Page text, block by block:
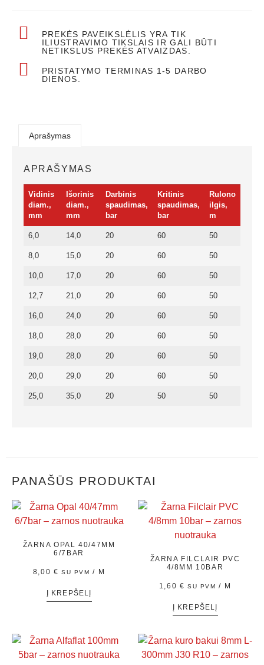
PREKĖS PAVEIKSLĖLIS YRA TIK
ILIUSTRAVIMO TIKSLAIS IR GALI BŪTI
NETIKSLUS PREKĖS ATVAIZDAS.
PRISTATYMO TERMINAS 1-5 DARBO
DIENOS.
Aprašymas
APRAŠYMAS
Vidinis
diam.,
mm
Išorinis
diam.,
mm
Darbinis
spaudimas,
bar
Kritinis
spaudimas,
bar
Rulono
ilgis,
m
6,0 14,0 20 60 50
8,0 15,0 20 60 50
10,0 17,0 20 60 50
12,7 21,0 20 60 50
16,0 24,0 20 60 50
18,0 28,0 20 60 50
19,0 28,0 20 60 50
20,0 29,0 20 60 50
25,0 35,0 20 50 50
PANAŠŪS PRODUKTAI
ŽARNA OPAL 40/47MM
6/7BAR
8,00 € SU PVM / M
Į KREPŠELĮ
ŽARNA FILCLAIR PVC
4/8MM 10BAR
1,60 € SU PVM / M
Į KREPŠELĮ